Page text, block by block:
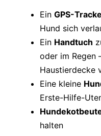
Ein GPS-
Hund sich
Ein Handtuch
oder im Regen
Haustierdecke
Eine kleine
Erste-Hilfe-
halten